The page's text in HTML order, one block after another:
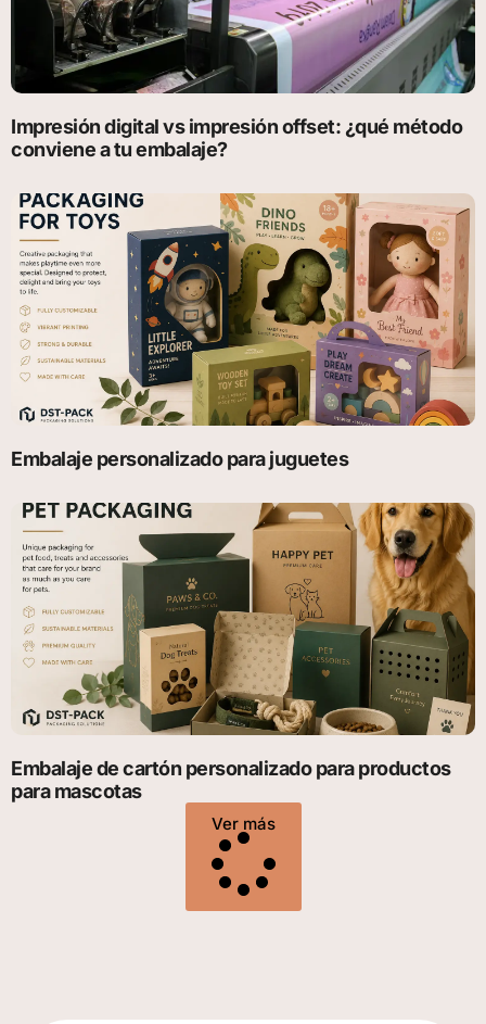
Impresión digital vs impresión offset: ¿qué método
conviene a tu embalaje?
Embalaje personalizado para juguetes
Embalaje de cartón personalizado para productos
para mascotas
Ver más